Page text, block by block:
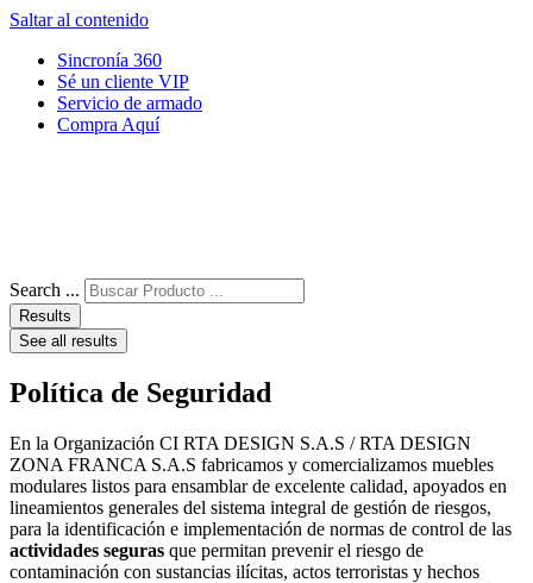
Saltar al contenido
Sincronía 360
Sé un cliente VIP
Servicio de armado
Compra Aquí
Search ...
Results
See all results
Política de Seguridad
En la Organización CI RTA DESIGN S.A.S / RTA DESIGN
ZONA FRANCA S.A.S fabricamos y comercializamos muebles
modulares listos para ensamblar de excelente calidad, apoyados en
lineamientos generales del sistema integral de gestión de riesgos,
para la identificación e implementación de normas de control de las
actividades seguras que permitan prevenir el riesgo de
contaminación con sustancias ilícitas, actos terroristas y hechos